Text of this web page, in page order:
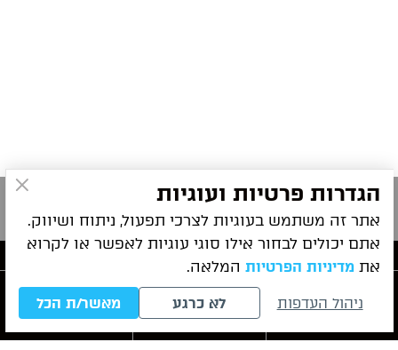
פרטי התקשרות
ניווט מהיר
לייעוץ ראשוני WhatsApp
הגדרות פרטיות ועוגיות
אתר זה משתמש בעוגיות לצרכי תפעול, ניתוח ושיווק.
אתם יכולים לבחור אילו סוגי עוגיות לאפשר או לקרוא
את מדיניות הפרטיות המלאה.
ניהול העדפות לא כרגע מאשר/ת הכל